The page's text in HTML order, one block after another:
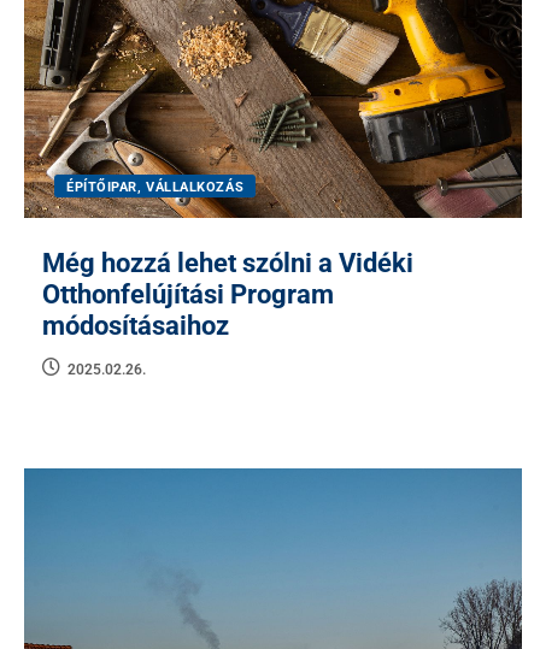
ÉPÍTŐIPAR, VÁLLALKOZÁS
Még hozzá lehet szólni a Vidéki
Otthonfelújítási Program
módosításaihoz
2025.02.26.